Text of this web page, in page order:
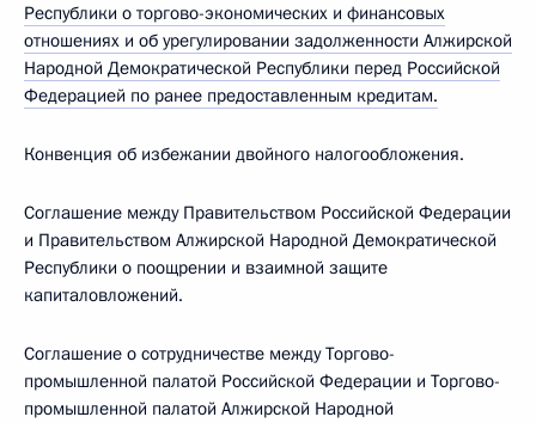
Республики о торгово-экономических и финансовых
отношениях и об урегулировании задолженности Алжирской
Народной Демократической Республики перед Российской
Федерацией по ранее предоставленным кредитам.
Конвенция об избежании двойного налогообложения.
Соглашение между Правительством Российской Федерации
и Правительством Алжирской Народной Демократической
Республики о поощрении и взаимной защите
капиталовложений.
Соглашение о сотрудничестве между Торгово-
промышленной палатой Российской Федерации и Торгово-
промышленной палатой Алжирской Народной